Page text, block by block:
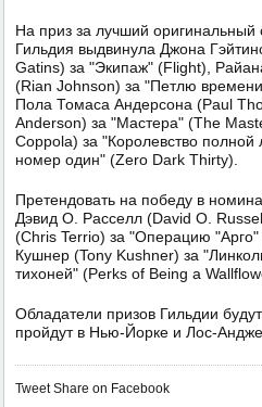
На приз за лучший оригинальный
Гильдия выдвинула Джона
Gatins) за "Экипаж" (Flight),
(Rian Johnson) за "Петлю
Пола Томаса Андерсона (Paul
Anderson) за "Мастера" (The
Coppola) за "Королевство
номер один" (Zero Dark Thirty).
Претендовать на победу в
Дэвид О. Расселл (David O.
(Chris Terrio) за "Операцию
Кушнер (Tony Kushner) за
тихоней" (Perks of Being a
Обладатели призов Гильдии
пройдут в Нью-Йорке и Лос-
TweetShare on Facebook